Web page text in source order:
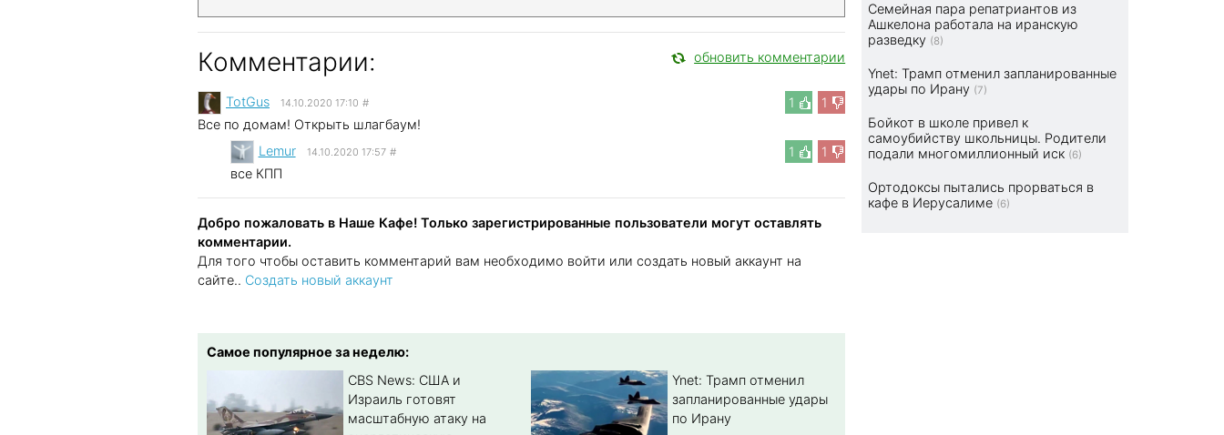
Комментарии: обновить комментарии
1 1
TotGus 14.10.2020 17:10 #
Все по домам! Открыть шлагбаум!
1
1
Lemur 14.10.2020 17:57 #
все КПП
Добро пожаловать в Наше Кафе! Только зарегистрированные пользователи могут оставлять
комментарии.
Для того чтобы оставить комментарий вам необходимо войти или создать новый аккаунт на
сайте.. Создать новый аккаунт
Самое популярное за неделю:
CBS News: США и
Израиль готовят
масштабную атаку на
Ynet: Трамп отменил
запланированные удары
по Ирану
Семейная пара репатриантов из
Ашкелона работала на иранскую
разведку (8)
Ynet: Трамп отменил запланированные
удары по Ирану (7)
Бойкот в школе привел к
самоубийству школьницы. Родители
подали многомиллионный иск (6)
Ортодоксы пытались прорваться в
кафе в Иерусалиме (6)